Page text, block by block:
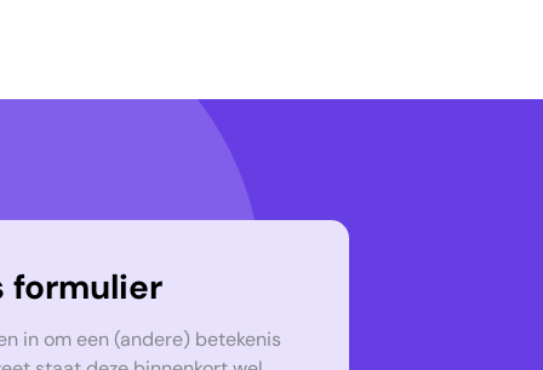
formulier
in om een (andere) betekenis